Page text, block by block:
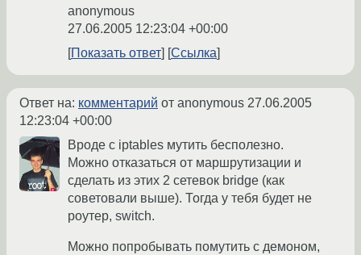
anonymous
27.06.2005 12:23:04 +00:00
Показать ответ
Ссылка
Ответ на: комментарий от anonymous 27.06.2005
12:23:04 +00:00
Вроде с iptables мутить бесполезно.
Можно отказаться от маршрутизации и
сделать из этих 2 сетевок bridge (как
советовали выше). Тогда у тебя будет не
роутер, switch.
Можно попробывать помутить с демоном,